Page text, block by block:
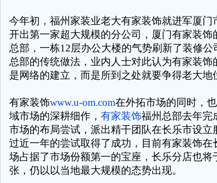
今年初，福州家装业老大有家装饰就进军厦门
开出第一家超大规模的分公司，厦门有家装饰
总部，一栋12层办公大楼的气势刷新了装修公
总部的传统做法，业内人士对此认为有家装饰
是网络的建立，而是所到之处就要争得老大地
有家装饰www.u-om.com在外拓市场的同时，
域市场的深耕细作， 有家装饰福州总部去年完
市场的布局尝试，派出精干团队在长乐市设立
过近一年的尝试取得了成功，目前有家装饰在
场占据了市场份额第一的宝座，长乐分店也将
张，仍以以当地最大规模的态势出现。